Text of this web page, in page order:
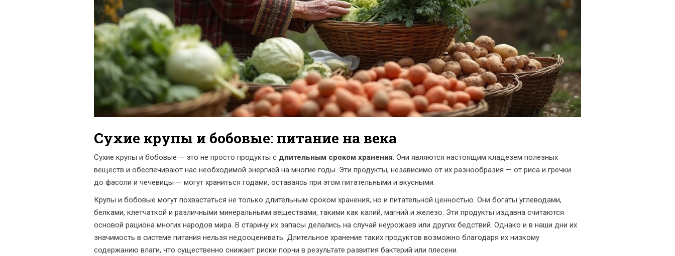
Сухие крупы и бобовые: питание на века
Сухие крупы и бобовые — это не просто продукты с длительным сроком хранения. Они являются настоящим кладезем полезных
веществ и обеспечивают нас необходимой энергией на многие годы. Эти продукты, независимо от их разнообразия — от риса и гречки
до фасоли и чечевицы — могут храниться годами, оставаясь при этом питательными и вкусными.
Крупы и бобовые могут похвастаться не только длительным сроком хранения, но и питательной ценностью. Они богаты углеводами,
белками, клетчаткой и различными минеральными веществами, такими как калий, магний и железо. Эти продукты издавна считаются
основой рациона многих народов мира. В старину их запасы делались на случай неурожаев или других бедствий. Однако и в наши дни их
значимость в системе питания нельзя недооценивать. Длительное хранение таких продуктов возможно благодаря их низкому
содержанию влаги, что существенно снижает риски порчи в результате развития бактерий или плесени.